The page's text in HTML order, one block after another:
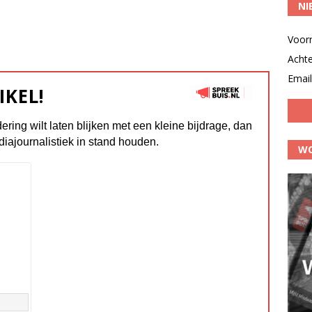
wilt laten blijken met een kleine bijdrage, dan
in stand houden.